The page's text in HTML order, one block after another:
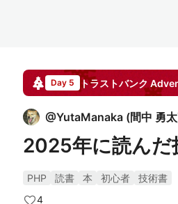
Day 5 トラストバンク
@YutaManaka (間中 勇太
2025年に読んだ
PHP 読書 本 初心者
技術書
4